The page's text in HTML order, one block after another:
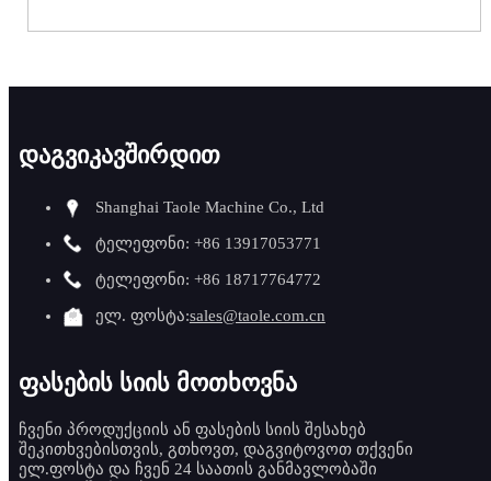
დაგვიკავშირდით
Shanghai Taole Machine Co., Ltd
ტელეფონი: +86 13917053771
ტელეფონი: +86 18717764772
ელ. ფოსტა:sales@taole.com.cn
ფასების სიის მოთხოვნა
ჩვენი პროდუქციის ან ფასების სიის შესახებ
შეკითხვებისთვის, გთხოვთ, დაგვიტოვოთ თქვენი
ელ.ფოსტა და ჩვენ 24 საათის განმავლობაში